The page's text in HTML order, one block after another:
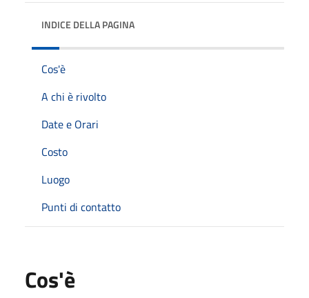
INDICE DELLA PAGINA
Cos'è
A chi è rivolto
Date e Orari
Costo
Luogo
Punti di contatto
Cos'è